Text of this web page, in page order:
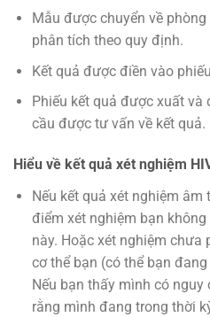
Mẫu được chuyển về
phân tích theo quy định.
Kết quả được điền vào
Phiếu kết quả được xuất và
cầu được tư vấn về kết quả.
Hiểu về kết quả xét nghiệm
Nếu kết quả xét nghiệm
điểm xét nghiệm bạn
này. Hoặc xét nghiệm
cơ thể bạn (có thể bạn
Nếu bạn thấy mình có
rằng mình đang trong thời